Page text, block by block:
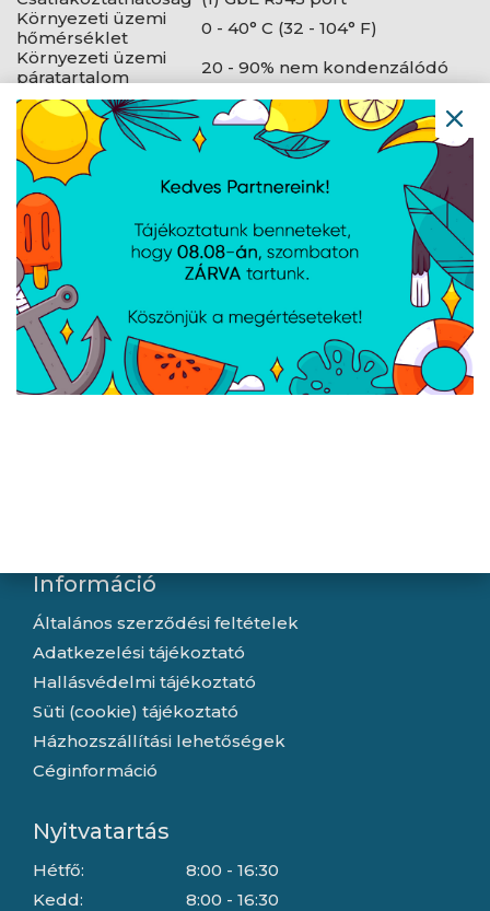
Környezeti üzemi
hőmérséklet
0 - 40° C (32 - 104° F)
Környezeti üzemi
páratartalom
20 - 90% nem kondenzálódó
Tanúsítványok
FCC, IC
Szoftver
Kezelő alkalmazás
UniFi Connect web: Verzió 1.6.6
és későbbi
UniFi Connect iOS™ és
Android™
Navigáció
Információ
Általános szerződési feltételek
Adatkezelési tájékoztató
Hallásvédelmi tájékoztató
Süti (cookie) tájékoztató
Házhozszállítási lehetőségek
Céginformáció
Nyitvatartás
Hétfő:
Kedd:
8:00 - 16:30
8:00 - 16:30